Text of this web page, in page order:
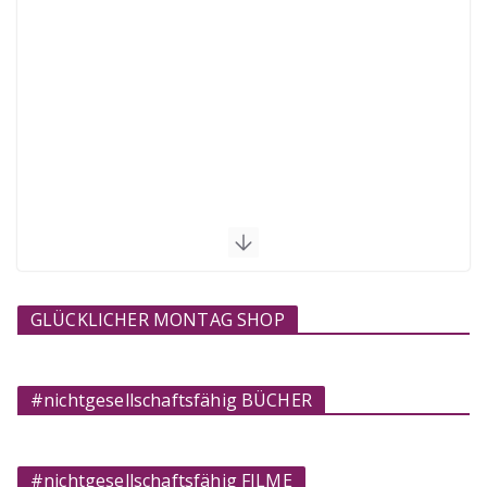
GLÜCKLICHER MONTAG SHOP
#nichtgesellschaftsfähig BÜCHER
#nichtgesellschaftsfähig FILME